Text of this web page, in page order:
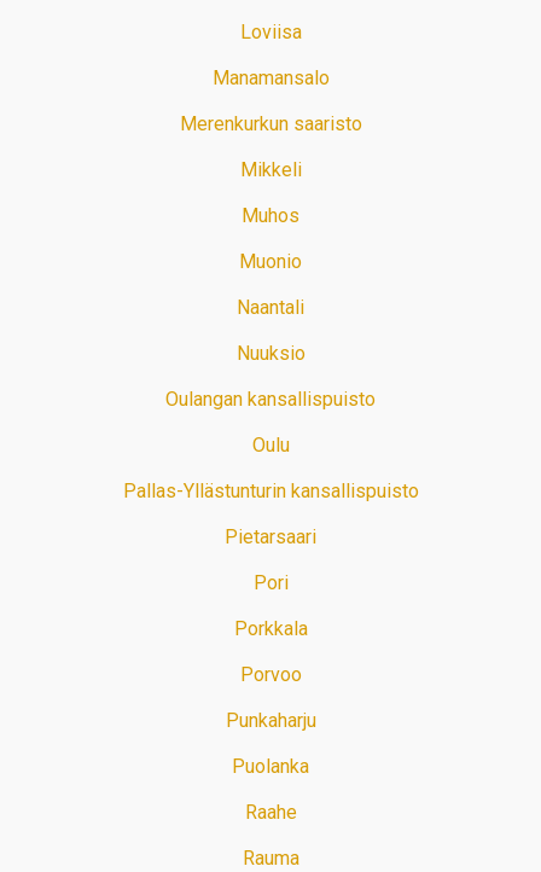
Loviisa
Manamansalo
Merenkurkun saaristo
Mikkeli
Muhos
Muonio
Naantali
Nuuksio
Oulangan kansallispuisto
Oulu
Pallas-Yllästunturin kansallispuisto
Pietarsaari
Pori
Porkkala
Porvoo
Punkaharju
Puolanka
Raahe
Rauma